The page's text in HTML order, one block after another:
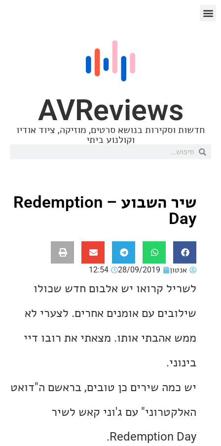
בנושא סרטים, מוזיקה, ציוד אודיו
וקולנוע ביתי
שיר השבוע – Redemption
28/09/2019
12:54
קרואו יש אלבום חדש שכולו
עם אומנים אחרים. לצערי לא
אותו. מצאתי את רובו דיי
שירים כן טובים, בראשם ה"דואט
עם ג'וני קאש לשיר
Redemption